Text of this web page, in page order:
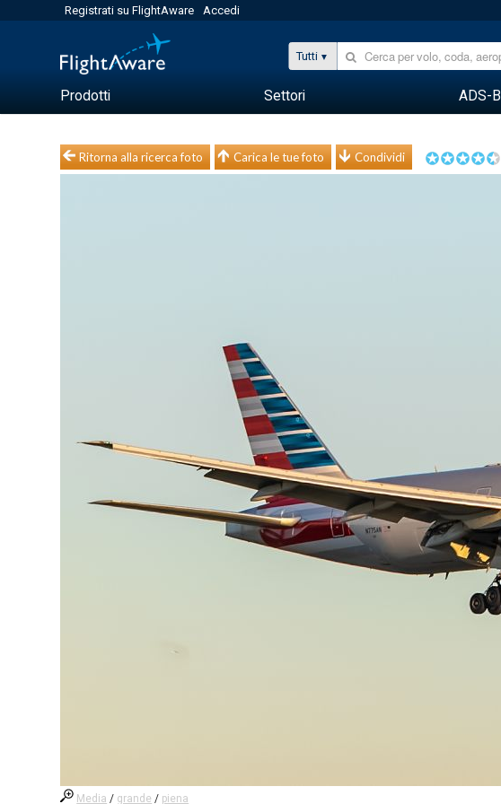
Registrati su FlightAware Accedi
Tutti
Prodotti Settori ADS-B
Ritorna alla ricerca foto Carica le tue foto Condividi
Media / grande / piena